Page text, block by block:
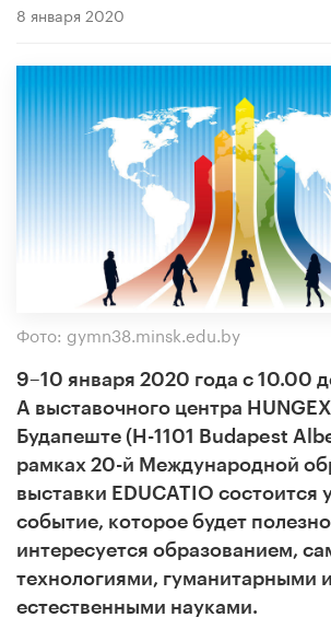
8 января 2020
Фото: gymn38.minsk.edu.by
9–10 января 2020 года с 10.00
А выставочного центра
Будапеште (H-1101 Budapest
рамках 20-й Международной
выставки EDUCATIO состоится
событие, которое будет
интересуется образованием,
технологиями, гуманитарными и
естественными науками.